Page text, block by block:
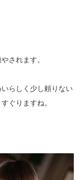
されます。
らしく少し頼りない
ぐりますね。